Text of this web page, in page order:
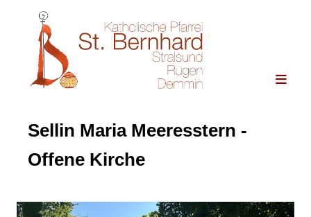
Sellin Maria Meeresstern -
Offene Kirche